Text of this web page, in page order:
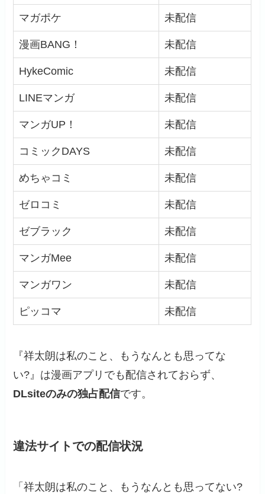
マガポケ 未配信
漫画BANG！ 未配信
HykeComic 未配信
LINEマンガ 未配信
マンガUP！ 未配信
コミックDAYS 未配信
めちゃコミ 未配信
ゼロコミ 未配信
ゼブラック 未配信
マンガMee 未配信
マンガワン 未配信
ピッコマ 未配信
『祥太朗は私のこと、もうなんとも思ってな
い?』は漫画アプリでも配信されておらず、
DLsiteのみの独占配信です。
違法サイトでの配信状況
「祥太朗は私のこと、もうなんとも思ってない?